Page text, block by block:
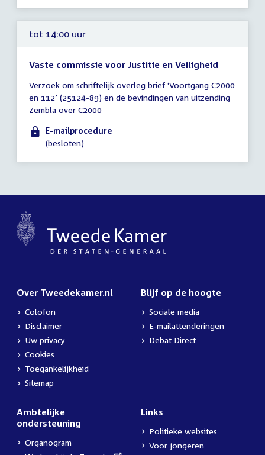
uur
tot 14:00 uur
Vaste commissie voor Justitie en Veiligheid
vergadering
tot
14:00
uur
Verzoek om schriftelijk overleg brief ‘Voortgang C2000
en 112’ (25124-89) en de bevindingen van uitzending
Zembla over C2000
E-mailprocedure
(besloten)
Over Tweedekamer.nl
Colofon
Disclaimer
Uw privacy
Cookies
Toegankelijkheid
Sitemap
Blijf op de hoogte
Sociale media
E-mailattenderingen
Debat Direct
Ambtelijke
ondersteuning
Organogram
Links
Politieke websites
Voor jongeren